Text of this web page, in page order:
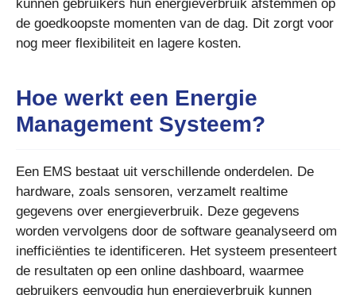
kunnen gebruikers hun energieverbruik afstemmen op
de goedkoopste momenten van de dag. Dit zorgt voor
nog meer flexibiliteit en lagere kosten.
Hoe werkt een Energie
Management Systeem?
Een EMS bestaat uit verschillende onderdelen. De
hardware, zoals sensoren, verzamelt realtime
gegevens over energieverbruik. Deze gegevens
worden vervolgens door de software geanalyseerd om
inefficiënties te identificeren. Het systeem presenteert
de resultaten op een online dashboard, waarmee
gebruikers eenvoudig hun energieverbruik kunnen